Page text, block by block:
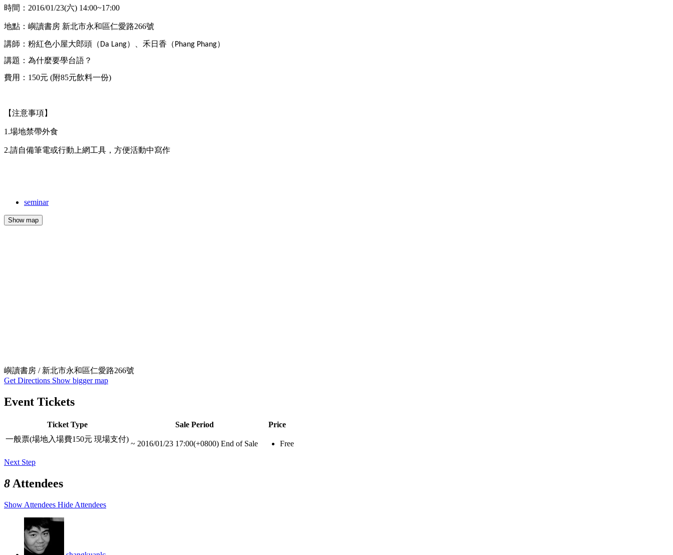
時間：2016/01/23(六) 14:00~17:00
地點：嶼讀書房 新北市永和區仁愛路266號
講師：粉紅色小屋大郎頭（ Da Lang）、禾日香（ Phang Phang）
講題：為什麼要學台語？
費用：150元 (附85元飲料一份)
【注意事項】
1.場地禁帶外食
2.請自備筆電或行動上網工具，方便活動中寫作
seminar
Show map
嶼讀書房 / 新北市永和區仁愛路266號
Get Directions Show bigger map
Event Tickets
Ticket Type Sale Period
Price
一般票(場地入場費150元 現場支付)
~ 2016/01/23 17:00(+0800) End of Sale Free
Next Step
8 Attendees
Show Attendees Hide Attendees